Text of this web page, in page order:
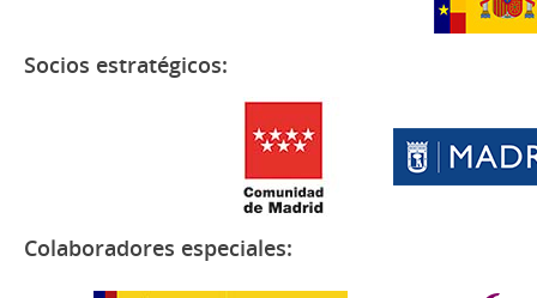
Socios estratégicos:
Colaboradores especiales: